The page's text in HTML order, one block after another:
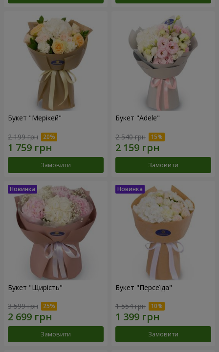
Букет "Мерікей"
2 199 грн
Замовити
Букет "Adele"
2 540 грн
Замовити
Букет "Щирість"
3 599 грн
Замовити
Букет "Персеїда"
1 554 грн
Замовити